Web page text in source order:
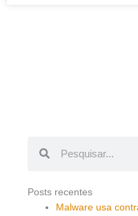
Posts recentes
Malware usa